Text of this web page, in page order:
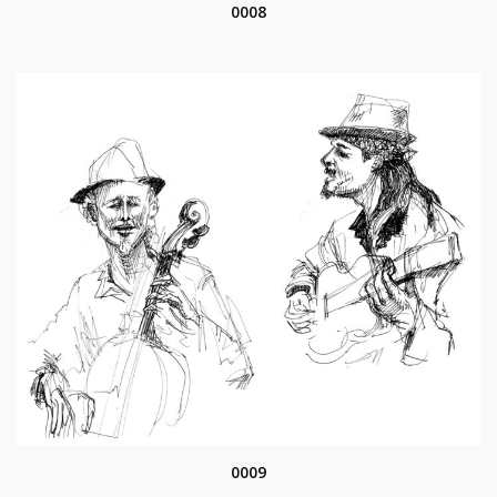
0008
0009